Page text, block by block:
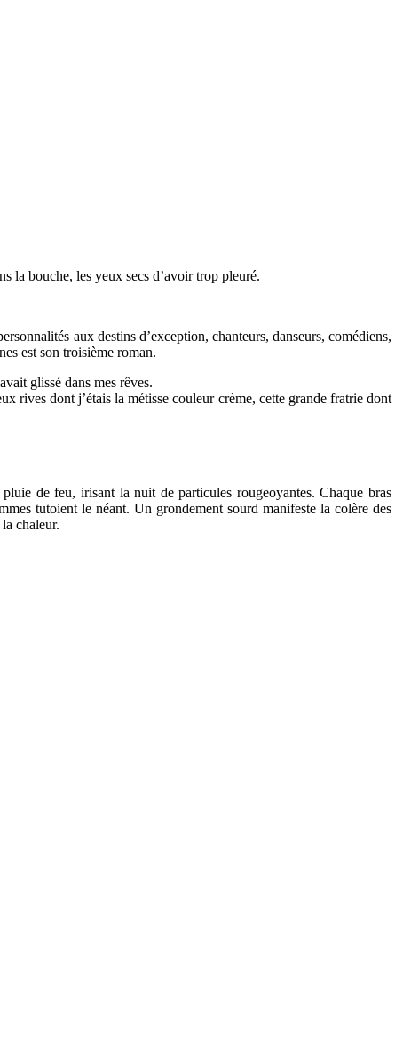
la bouche, les yeux secs d’avoir trop pleuré.
aux destins d’exception, chanteurs, danseurs, comédiens,
est son troisième roman.
glissé dans mes rêves.
rives dont j’étais la métisse couleur crème, cette grande fratrie dont
de feu, irisant la nuit de particules rougeoyantes. Chaque bras
tutoient le néant. Un grondement sourd manifeste la colère des
chaleur.